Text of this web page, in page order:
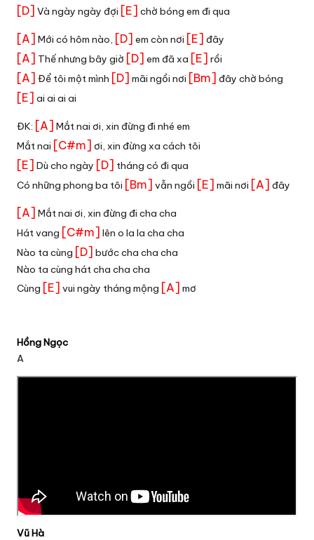
[D] Và ngày ngày đợi [E] chờ bóng em đi qua
[A] Mới có hôm nào, [D] em còn nơi [E] đây
[A] Thế nhưng bây giờ [D] em đã xa [E] rồi
[A] Để tôi một mình [D] mãi ngồi nơi [Bm] đây chờ bóng
[E] ai ai ai ai
ĐK: [A] Mắt nai ơi, xin đừng đi nhé em
Mắt nai [C#m] ơi, xin đừng xa cách tôi
[E] Dù cho ngày [D] tháng có đi qua
Có những phong ba tôi [Bm] vẫn ngồi [E] mãi nơi [A] đây
[A] Mắt nai ơi, xin đừng đi cha cha
Hát vang [C#m] lên o la la cha cha
Nào ta cùng [D] bước cha cha cha
Nào ta cùng hát cha cha cha
Cùng [E] vui ngày tháng mộng [A] mơ
Hồng Ngọc
A
Vũ Hà